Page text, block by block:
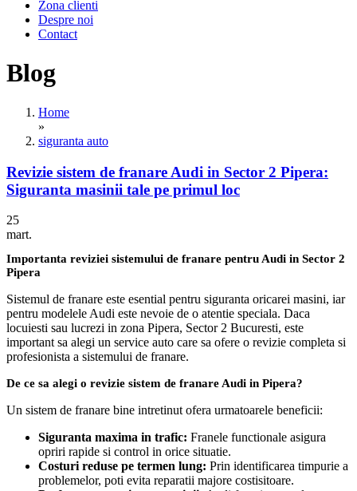
Zona clienti
Despre noi
Contact
Blog
Home
»
siguranta auto
Revizie sistem de franare Audi in Sector 2 Pipera:
Siguranta masinii tale pe primul loc
25
mart.
Importanta reviziei sistemului de franare pentru Audi in Sector 2
Pipera
Sistemul de franare este esential pentru siguranta oricarei masini, iar
pentru modelele Audi este nevoie de o atentie speciala. Daca
locuiesti sau lucrezi in zona Pipera, Sector 2 Bucuresti, este
important sa alegi un service auto care sa ofere o revizie completa si
profesionista a sistemului de franare.
De ce sa alegi o revizie sistem de franare Audi in Pipera?
Un sistem de franare bine intretinut ofera urmatoarele beneficii:
Siguranta maxima in trafic: Franele functionale asigura
opriri rapide si control in orice situatie.
Costuri reduse pe termen lung: Prin identificarea timpurie a
problemelor, poti evita reparatii majore costisitoare.